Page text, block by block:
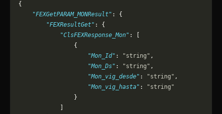
{
    "FEXGetPARAM_MONResult"
: {
        "FEXResultGet"
: {
            "ClsFEXResponse_Mon"
: [
                {
                    "Mon_Id"
: "string" ,
                    "Mon_Ds"
: "string" ,
                    "Mon_vig_desde"
: "string" ,
                    "Mon_vig_hasta"
:
"string"
                }